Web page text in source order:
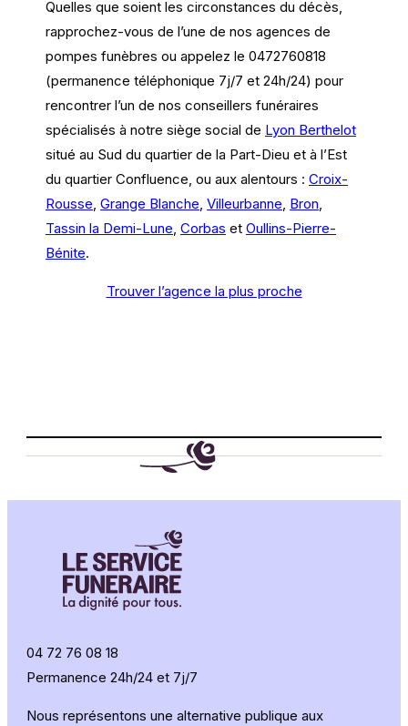
Quelles que soient les circonstances du décès,
rapprochez-vous de l’une de nos agences de
pompes funèbres ou appelez le 0472760818
(permanence téléphonique 7j/7 et 24h/24) pour
rencontrer l’un de nos conseillers funéraires
spécialisés à notre siège social de Lyon Berthelot
situé au Sud du quartier de la Part-Dieu et à l’Est
du quartier Confluence, ou aux alentours : Croix-
Rousse, Grange Blanche, Villeurbanne, Bron,
Tassin la Demi-Lune, Corbas et Oullins-Pierre-
Bénite.
Trouver l’agence la plus proche
04 72 76 08 18
Permanence 24h/24 et 7j/7
Nous représentons une alternative publique aux